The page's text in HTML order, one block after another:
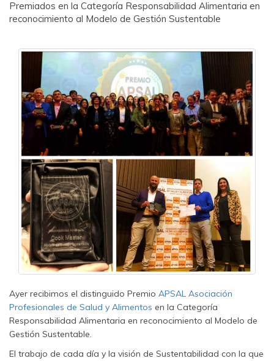
Premiados en la Categoría Responsabilidad Alimentaria en
reconocimiento al Modelo de Gestión Sustentable
Ayer recibimos el distinguido Premio APSAL Asociación
Profesionales de Salud y Alimentos en la Categoría
Responsabilidad Alimentaria en reconocimiento al Modelo de
Gestión Sustentable.
El trabajo de cada día y la visión de Sustentabilidad con la que